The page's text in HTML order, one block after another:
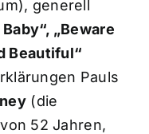
generell
Baby“, „Beware
Beautiful“
Pauls
(die
52 Jahren,